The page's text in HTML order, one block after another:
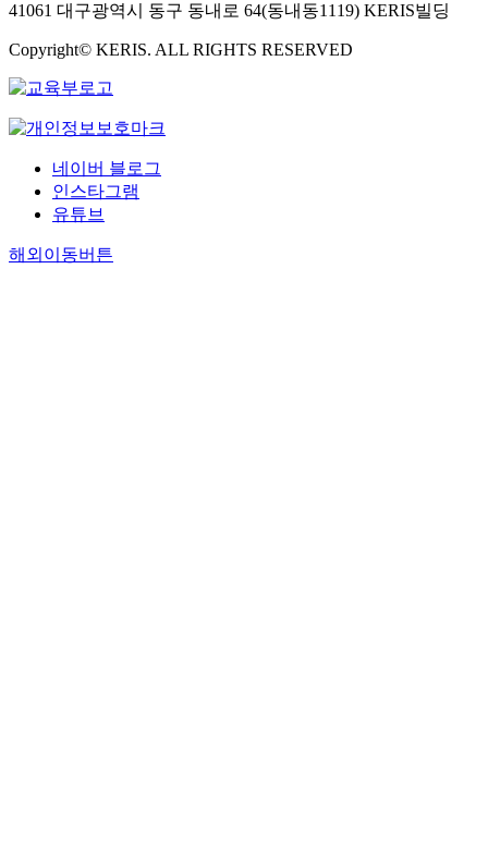
41061 대구광역시 동구 동내로 64(동내동1119) KERIS빌딩
Copyright© KERIS. ALL RIGHTS RESERVED
네이버 블로그
인스타그램
유튜브
해외이동버튼